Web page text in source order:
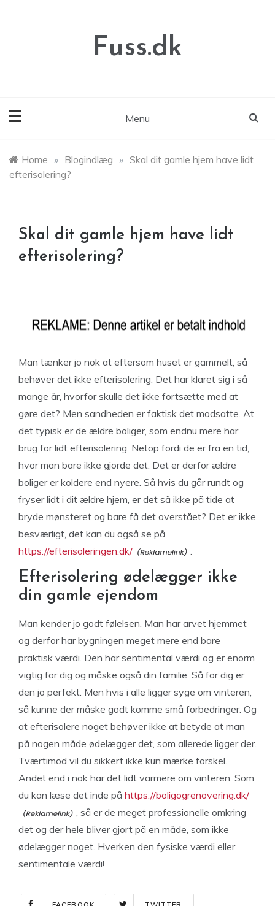
Fuss.dk
Menu
Home » Blogindlæg » Skal dit gamle hjem have lidt
efterisolering?
Skal dit gamle hjem have lidt
efterisolering?
Man tænker jo nok at eftersom huset er gammelt, så
behøver det ikke efterisolering. Det har klaret sig i så
mange år, hvorfor skulle det ikke fortsætte med at
gøre det? Men sandheden er faktisk det modsatte. At
det typisk er de ældre boliger, som endnu mere har
brug for lidt efterisolering. Netop fordi de er fra en tid,
hvor man bare ikke gjorde det. Det er derfor ældre
boliger er koldere end nyere. Så hvis du går rundt og
fryser lidt i dit ældre hjem, er det så ikke på tide at
bryde mønsteret og bare få det overstået? Det er ikke
besværligt, det kan du også se på
https://efterisoleringen.dk/
.
Efterisolering ødelægger ikke
din gamle ejendom
Man kender jo godt følelsen. Man har arvet hjemmet
og derfor har bygningen meget mere end bare
praktisk værdi. Den har sentimental værdi og er enorm
vigtig for dig og måske også din familie. Så for dig er
den jo perfekt. Men hvis i alle ligger syge om vinteren,
så kunne der måske godt komme små forbedringer. Og
at efterisolere noget behøver ikke at betyde at man
på nogen måde ødelægger det, som allerede ligger der.
Tværtimod vil du sikkert ikke kun mærke forskel.
Andet end i nok har det lidt varmere om vinteren. Som
du kan læse det inde på https://boligogrenovering.dk/
, så er de meget professionelle omkring
det og der hele bliver gjort på en måde, som ikke
ødelægger noget. Hverken den fysiske værdi eller
sentimentale værdi!